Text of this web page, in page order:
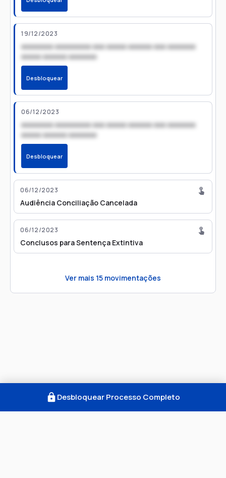
19/12/2023
xxxxxxxx xxxxxxxxx xxx xxxxx xxxxxx xxx xxxxxxx
xxxxx xxxxxx xxxxxxx
Desbloquear
06/12/2023
xxxxxxxx xxxxxxxxx xxx xxxxx xxxxxx xxx xxxxxxx
xxxxx xxxxxx xxxxxxx
Desbloquear
06/12/2023
Audiência Conciliação Cancelada
06/12/2023
Conclusos para Sentença Extintiva
Ver mais 15 movimentações
Desbloquear Processo Completo